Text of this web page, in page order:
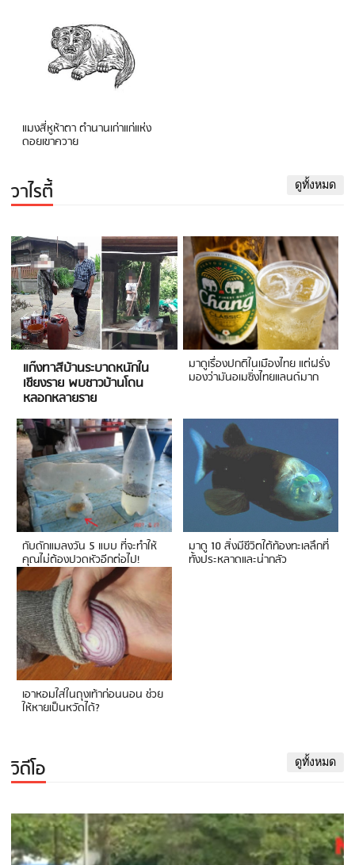
แมงสี่หูห้าตา ตำนานเก่าแก่แห่ง
ดอยเขาควาย
วาไรตี้ ดูทั้งหมด
แก๊งทาสีบ้านระบาดหนักใน
เชียงราย พบชาวบ้านโดน
หลอกหลายราย
มาดูเรื่องปกติในเมืองไทย แต่ฝรั่ง
มองว่ามันอเมซิ่งไทยแลนด์มาก
กับดักแมลงวัน 5 แบบ ที่จะทำให้
คุณไม่ต้องปวดหัวอีกต่อไป!
มาดู 10 สิ่งมีชีวิตใต้ท้องทะเลลึกที่
ทั้งประหลาดและน่ากลัว
เอาหอมใส่ในถุงเท้าก่อนนอน ช่วย
ให้หายเป็นหวัดได้?
วิดีโอ ดูทั้งหมด